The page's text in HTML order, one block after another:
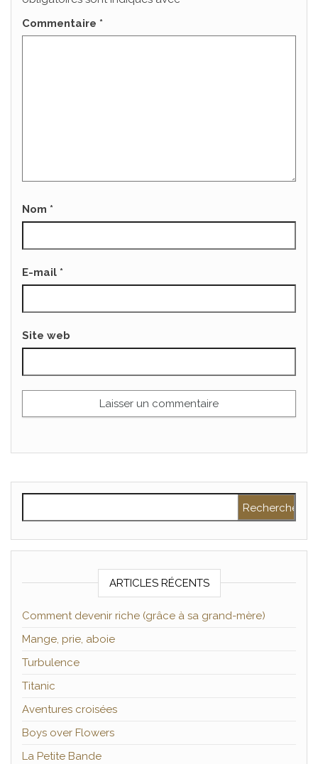
Commentaire *
Nom *
E-mail *
Site web
ARTICLES RÉCENTS
Comment devenir riche (grâce à sa grand-mère)
Mange, prie, aboie
Turbulence
Titanic
Aventures croisées
Boys over Flowers
La Petite Bande